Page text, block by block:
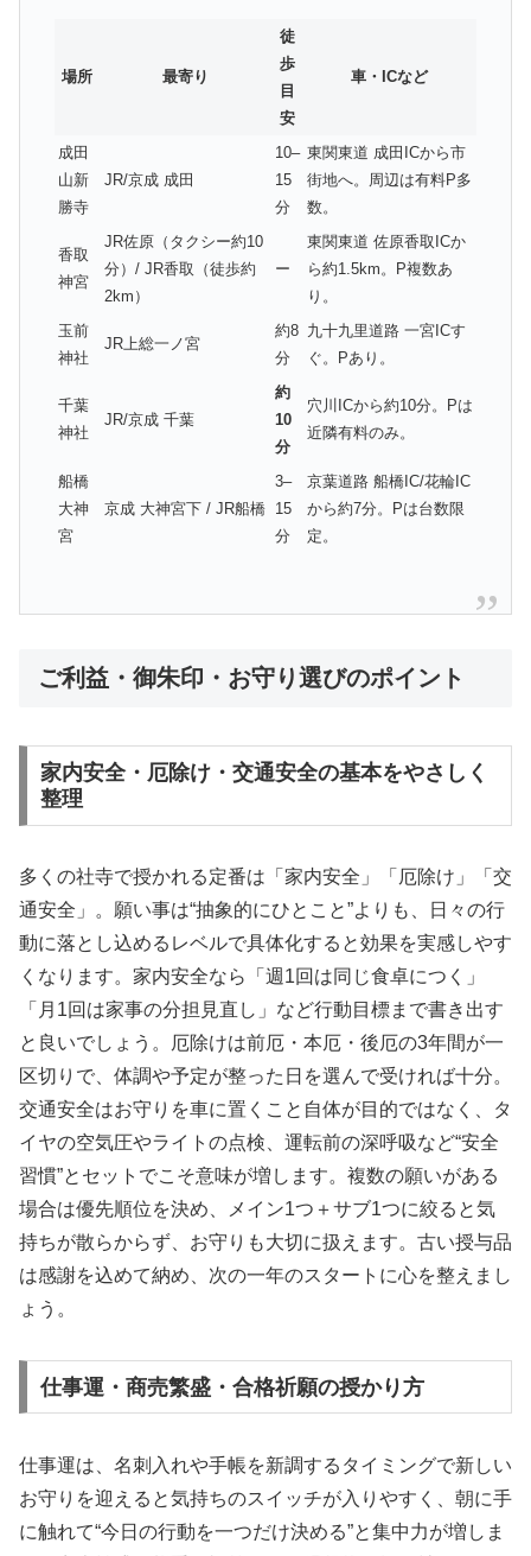
場所 最寄り
徒
歩
目
安
車・ICなど
成田
山新
勝寺
JR/京成 成田
10–
15
分
東関東道 成田ICから市
街地へ。周辺は有料P多
数。
香取
神宮
JR佐原（タクシー約10
分）/ JR香取（徒歩約
2km）
ー
東関東道 佐原香取ICか
ら約1.5km。P複数あ
り。
玉前
神社
JR上総一ノ宮
約8
分
九十九里道路 一宮ICす
ぐ。Pあり。
千葉
神社
JR/京成 千葉
約
10
分
穴川ICから約10分。Pは
近隣有料のみ。
船橋
大神
宮
京成 大神宮下 / JR船橋
3–
15
分
京葉道路 船橋IC/花輪IC
から約7分。Pは台数限
定。
ご利益・御朱印・お守り選びのポイント
家内安全・厄除け・交通安全の基本をやさしく
整理
多くの社寺で授かれる定番は「家内安全」「厄除け」「交
通安全」。願い事は“抽象的にひとこと”よりも、日々の行
動に落とし込めるレベルで具体化すると効果を実感しやす
くなります。家内安全なら「週1回は同じ食卓につく」
「月1回は家事の分担見直し」など行動目標まで書き出す
と良いでしょう。厄除けは前厄・本厄・後厄の3年間が一
区切りで、体調や予定が整った日を選んで受ければ十分。
交通安全はお守りを車に置くこと自体が目的ではなく、タ
イヤの空気圧やライトの点検、運転前の深呼吸など“安全
習慣”とセットでこそ意味が増します。複数の願いがある
場合は優先順位を決め、メイン1つ＋サブ1つに絞ると気
持ちが散らからず、お守りも大切に扱えます。古い授与品
は感謝を込めて納め、次の一年のスタートに心を整えまし
ょう。
仕事運・商売繁盛・合格祈願の授かり方
仕事運は、名刺入れや手帳を新調するタイミングで新しい
お守りを迎えると気持ちのスイッチが入りやすく、朝に手
に触れて“今日の行動を一つだけ決める”と集中力が増しま